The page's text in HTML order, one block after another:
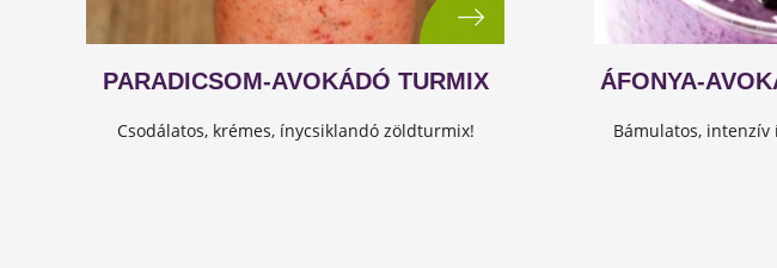
PARADICSOM-AVOKÁDÓ TURMIX
Csodálatos, krémes, ínycsiklandó zöldturmix!
ÁFONYA-
Bámulatos,